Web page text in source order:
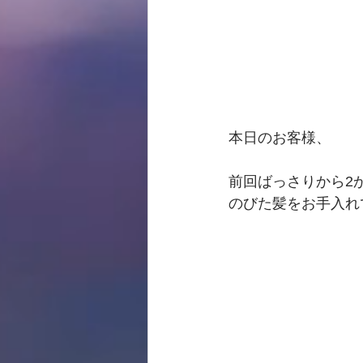
本日のお客様、
前回ばっさりから2
のびた髪をお手入れ